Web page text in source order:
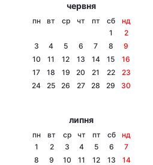
Цікавинки
Екологія
Інтерв'ю
червня
пн вт ср чт пт сб
нд
1
2
3
4 5 6 7 8
9
10
11 12 13 14 15
16
17
18 19 20 21 22
23
24
25 26 27 28 29 30
липня
пн вт ср чт пт сб
нд
1
2 3 4 5 6
7
8
9 10 11 12 13
14